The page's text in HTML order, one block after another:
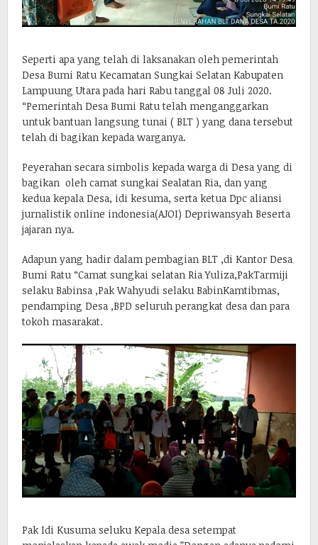
Seperti apa yang telah di laksanakan oleh pemerintah
Desa Bumi Ratu Kecamatan Sungkai Selatan Kabupaten
Lampuung Utara pada hari Rabu tanggal 08 Juli 2020.
“Pemerintah Desa Bumi Ratu telah menganggarkan
untuk bantuan langsung tunai ( BLT ) yang dana tersebut
telah di bagikan kepada warganya.
Peyerahan secara simbolis kepada warga di Desa yang di
bagikan oleh camat sungkai Sealatan Ria, dan yang
kedua kepala Desa, idi kesuma, serta ketua Dpc aliansi
jurnalistik online indonesia(AJOI) Depriwansyah Beserta
jajaran nya.
Adapun yang hadir dalam pembagian BLT ,di Kantor Desa
Bumi Ratu “Camat sungkai selatan Ria Yuliza,PakTarmiji
selaku Babinsa ,Pak Wahyudi selaku BabinKamtibmas,
pendamping Desa ,BPD seluruh perangkat desa dan para
tokoh masarakat.
Pak Idi Kusuma seluku Kepala desa setempat